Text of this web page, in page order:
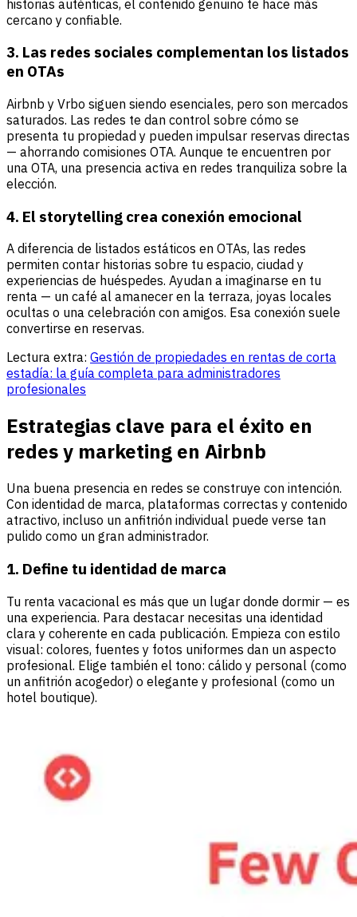
historias auténticas, el contenido genuino te hace más
cercano y confiable.
3. Las redes sociales complementan los listados
en OTAs
Airbnb y Vrbo siguen siendo esenciales, pero son mercados
saturados. Las redes te dan control sobre cómo se
presenta tu propiedad y pueden impulsar reservas directas
— ahorrando comisiones OTA. Aunque te encuentren por
una OTA, una presencia activa en redes tranquiliza sobre la
elección.
4. El storytelling crea conexión emocional
A diferencia de listados estáticos en OTAs, las redes
permiten contar historias sobre tu espacio, ciudad y
experiencias de huéspedes. Ayudan a imaginarse en tu
renta — un café al amanecer en la terraza, joyas locales
ocultas o una celebración con amigos. Esa conexión suele
convertirse en reservas.
Lectura extra: Gestión de propiedades en rentas de corta
estadía: la guía completa para administradores
profesionales
Estrategias clave para el éxito en
redes y marketing en Airbnb
Una buena presencia en redes se construye con intención.
Con identidad de marca, plataformas correctas y contenido
atractivo, incluso un anfitrión individual puede verse tan
pulido como un gran administrador.
1. Define tu identidad de marca
Tu renta vacacional es más que un lugar donde dormir — es
una experiencia. Para destacar necesitas una identidad
clara y coherente en cada publicación. Empieza con estilo
visual: colores, fuentes y fotos uniformes dan un aspecto
profesional. Elige también el tono: cálido y personal (como
un anfitrión acogedor) o elegante y profesional (como un
hotel boutique).